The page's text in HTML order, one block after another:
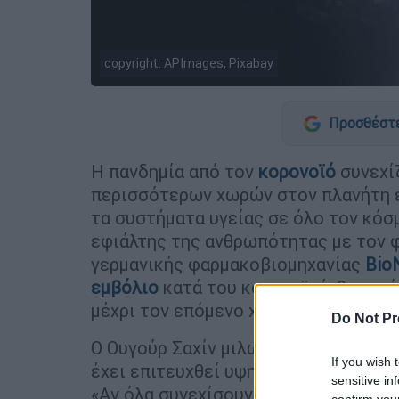
Do Not
If you wish
sensitive
copyright: APImages, Pixabay
Η πανδημία από τον κορονοϊό
περισσότερων χωρών στον πλανήτη
τα συστήματα υγείας σε όλο τον
εφιάλτης της ανθρωπότητας με τον
γερμανικής φαρμακοβιομηχανίας
εμβόλιο κατά του κορονοϊού,
μέχρι τον επόμενο χειμώνα, το2021.
Ο Ουγούρ Σαχίν μιλώντας στο
έχει επιτευχθεί υψηλός βαθμός
«Αν όλα συνεχίσουν να